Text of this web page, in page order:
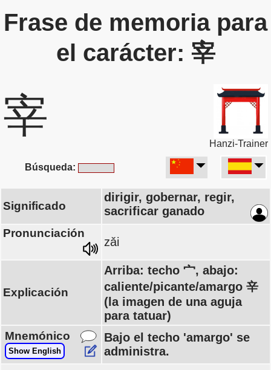
Frase de memoria para
el carácter: 宰
宰
Hanzi-Trainer
Búsqueda:
Significado
dirigir, gobernar, regir,
sacrificar ganado
Pronunciación
zǎi
Explicación
Arriba: techo 宀, abajo:
caliente/picante/amargo 辛
(la imagen de una aguja
para tatuar)
Mnemónico
Show English
Bajo el techo 'amargo' se
administra.